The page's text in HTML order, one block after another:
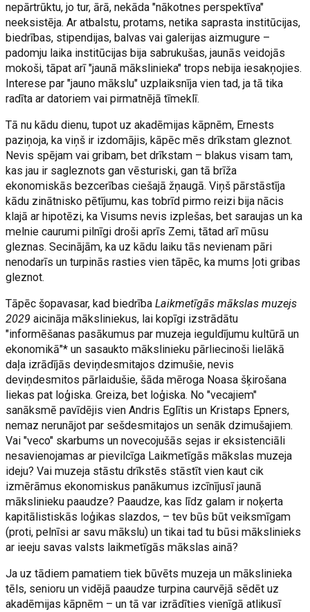
nepārtrūktu, jo tur, ārā, nekāda "nākotnes perspektīva"
neeksistēja. Ar atbalstu, protams, netika saprasta institūcijas,
biedrības, stipendijas, balvas vai galerijas aizmugure –
padomju laika institūcijas bija sabrukušas, jaunās veidojās
mokoši, tāpat arī "jaunā mākslinieka" trops nebija iesakņojies.
Interese par "jauno mākslu" uzplaiksnīja vien tad, ja tā tika
radīta ar datoriem vai pirmatnējā tīmeklī.
Tā nu kādu dienu, tupot uz akadēmijas kāpnēm, Ernests
paziņoja, ka viņš ir izdomājis, kāpēc mēs drīkstam gleznot.
Nevis spējam vai gribam, bet drīkstam – blakus visam tam,
kas jau ir sagleznots gan vēsturiski, gan tā brīža
ekonomiskās bezcerības ciešajā žņaugā. Viņš pārstāstīja
kādu zinātnisko pētījumu, kas tobrīd pirmo reizi bija nācis
klajā ar hipotēzi, ka Visums nevis izplešas, bet saraujas un ka
melnie caurumi pilnīgi droši aprīs Zemi, tātad arī mūsu
gleznas. Secinājām, ka uz kādu laiku tās nevienam pāri
nenodarīs un turpinās rasties vien tāpēc, ka mums ļoti gribas
gleznot.
Tāpēc šopavasar, kad biedrībaLaikmetīgās mākslas muzejs
2029 aicināja māksliniekus, lai kopīgi izstrādātu
"informēšanas pasākumus par muzeja ieguldījumu kultūrā un
ekonomikā"* un sasaukto mākslinieku pārliecinoši lielākā
daļa izrādījās deviņdesmitajos dzimušie, nevis
deviņdesmitos pārlaidušie, šāda mēroga Noasa šķirošana
liekas pat loģiska. Greiza, bet loģiska. No "vecajiem"
sanāksmē pavīdējis vien Andris Eglītis un Kristaps Epners,
nemaz nerunājot par sešdesmitajos un senāk dzimušajiem.
Vai "veco" skarbums un novecojušās sejas ir eksistenciāli
nesavienojamas ar pievilcīga Laikmetīgās mākslas muzeja
ideju? Vai muzeja stāstu drīkstēs stāstīt vien kaut cik
izmērāmus ekonomiskus panākumus izcīnījusī jaunā
mākslinieku paaudze? Paaudze, kas līdz galam ir noķerta
kapitālistiskās loģikas slazdos, – tev būs būt veiksmīgam
(proti, pelnīsi ar savu mākslu) un tikai tad tu būsi mākslinieks
ar ieeju savas valsts laikmetīgās mākslas ainā?
Ja uz tādiem pamatiem tiek būvēts muzeja un mākslinieka
tēls, senioru un vidējā paaudze turpina caurvējā sēdēt uz
akadēmijas kāpnēm – un tā var izrādīties vienīgā atlikusī